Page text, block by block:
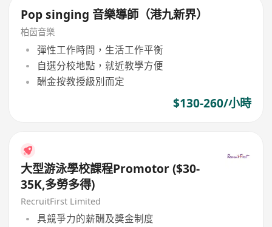
Pop singing 音樂導師（港九新界）
柏茵音樂
彈性工作時間，生活工作平衡
自選分校地點，就近教學方便
酬金按教授級別而定
$130-260/小時
大型游泳學校課程Promotor ($30-
35K,多勞多得)
RecruitFirst Limited
具競爭力的薪酬及獎金制度